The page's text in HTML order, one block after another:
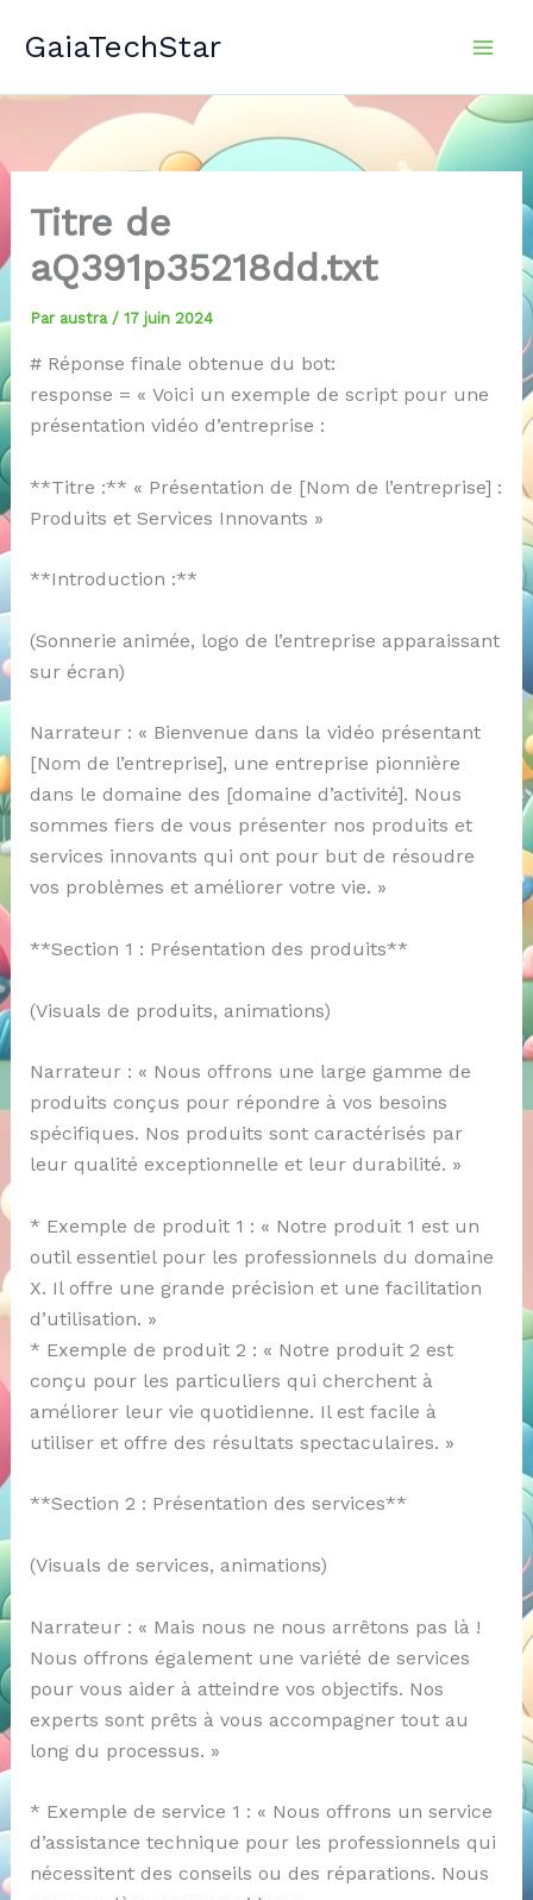
GaiaTechStar
Titre de
aQ391p35218dd.txt
Par austra / 17 juin 2024
# Réponse finale obtenue du bot:
response = « Voici un exemple de script pour une
présentation vidéo d’entreprise :
**Titre :** « Présentation de [Nom de l’entreprise] :
Produits et Services Innovants »
**Introduction :**
(Sonnerie animée, logo de l’entreprise apparaissant
sur écran)
Narrateur : « Bienvenue dans la vidéo présentant
[Nom de l’entreprise], une entreprise pionnière
dans le domaine des [domaine d’activité]. Nous
sommes fiers de vous présenter nos produits et
services innovants qui ont pour but de résoudre
vos problèmes et améliorer votre vie. »
**Section 1 : Présentation des produits**
(Visuals de produits, animations)
Narrateur : « Nous offrons une large gamme de
produits conçus pour répondre à vos besoins
spécifiques. Nos produits sont caractérisés par
leur qualité exceptionnelle et leur durabilité. »
* Exemple de produit 1 : « Notre produit 1 est un
outil essentiel pour les professionnels du domaine
X. Il offre une grande précision et une facilitation
d’utilisation. »
* Exemple de produit 2 : « Notre produit 2 est
conçu pour les particuliers qui cherchent à
améliorer leur vie quotidienne. Il est facile à
utiliser et offre des résultats spectaculaires. »
**Section 2 : Présentation des services**
(Visuals de services, animations)
Narrateur : « Mais nous ne nous arrêtons pas là !
Nous offrons également une variété de services
pour vous aider à atteindre vos objectifs. Nos
experts sont prêts à vous accompagner tout au
long du processus. »
* Exemple de service 1 : « Nous offrons un service
d’assistance technique pour les professionnels qui
nécessitent des conseils ou des réparations. Nous